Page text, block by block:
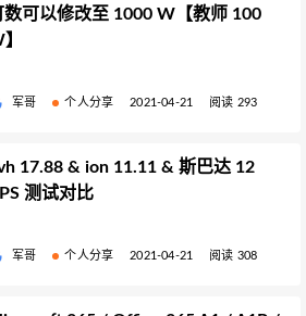
数可以修改至 1000 W【教师 100
军哥 个人分享 2021-04-21 阅读 293
17.88 & ion 11.11 & 斯巴达 12
测试对比
军哥 个人分享 2021-04-21 阅读 308